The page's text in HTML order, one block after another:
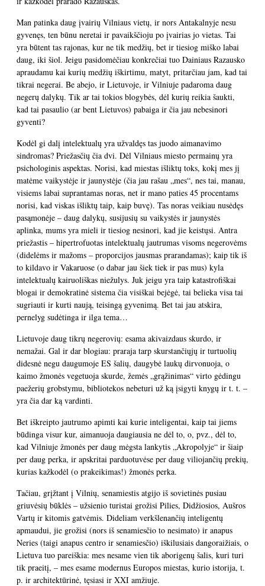
Man patinka daug įvairių Vilniaus vietų, ir nors Antakalnyje nesu
gyvenęs, ten būnu neretai ir pavaikščioju po įvairias jo vietas. Tai
yra būtent tas rajonas, kur ne tik medžių, bet ir tiesiog miško labai
daug, iki šiol. Jeigu pasidomėčiau konkrečiai tuo Dainiaus Razausko
apraudamu kai kurių medžių iškirtimu, matyt, pritarčiau jam, kad tai
tikrai negerai. Be abejo, ir Lietuvoje, ir Vilniuje padaroma daug
negerų dalykų. Tik ar tai tokios blogybės, dėl kurių reikia šaukti,
kad tai pasaulio (ar bent Lietuvos) pabaiga ir čia jau nebesinori
gyventi?
Kodėl gi dalį intelektualų yra užvaldęs tas juodo aimanavimo
sindromas? Priežasčių čia dvi. Dėl Vilniaus miesto permainų yra
psichologinis aspektas. Norisi, kad miestas išliktų toks, kokį mes jį
matėme vaikystėje ir jaunystėje (čia jau rašau „mes“, nes tai, manau,
visiems labai suprantamas noras, net ir mano paties 45 procentams
norisi, kad viskas išliktų taip, kaip buvę). Tas noras veikiau nusėdęs
pasąmonėje – daug dalykų, susijusių su vaikystės ir jaunystės
aplinka, mums yra mieli ir tiesiog nesinori, kad jie keistųsi. Antra
priežastis – hipertrofuotas intelektualų jautrumas visoms negerovėms
(didelėms ir mažoms – proporcijos jausmas prarandamas); kaip tik iš
to kildavo ir Vakaruose (o dabar jau šiek tiek ir pas mus) kyla
intelektualų kairuoliškas niežulys. Juk jeigu yra taip katastrofiškai
blogai ir demokratinė sistema čia visiškai bejėgė, tai belieka visa tai
sugriauti ir kurti naują, teisingą gyvenimą. Bet tai jau atskira,
pernelyg sudėtinga ir ilga tema…
Lietuvoje daug tikrų negerovių: esama akivaizdaus skurdo, ir
nemažai. Gal ir dar blogiau: praraja tarp skurstančiųjų ir turtuolių
didesnė negu daugumoje ES šalių, daugybė laukų dirvonuoja, o
kaimo žmonės vegetuoja skurde, žemės „grąžinimas“ virto gėdingu
paežerių grobstymu, bibliotekos nebeturi už ką įsigyti knygų ir t. t. –
yra čia dar ką vardinti.
Bet iškreipto jautrumo apimti kai kurie inteligentai, kaip tai jiems
būdinga visur kur, aimanuoja daugiausia ne dėl to, o, pvz., dėl to,
kad Vilniuje žmonės per daug mėgsta lankytis „Akropolyje“ ir šiaip
per daug perka, ir apskritai parduotuvėse per daug viliojančių prekių,
kurias kažkodėl (o prakeikimas!) žmonės perka.
Tačiau, grįžtant į Vilnių, senamiestis atgijo iš sovietinės pusiau
griuvėsių būklės – užsienio turistai grožisi Pilies, Didžiosios, Aušros
Vartų ir kitomis gatvėmis. Dideliam verkšlenančių inteligentų
apmaudui, jie grožisi (nors iš senamiesčio to nesimato) ir anapus
Neries (taigi anapus centro ir senamiesčio) iškilusiais dangoraižiais, o
Lietuva tuo pareiškia: mes nesame vien tik aborigenų šalis, kuri turi
tik praeitį, – mes esame modernus Europos miestas, kurio istorija, t.
p. ir architektūrinė, tęsiasi ir XXI amžiuje.